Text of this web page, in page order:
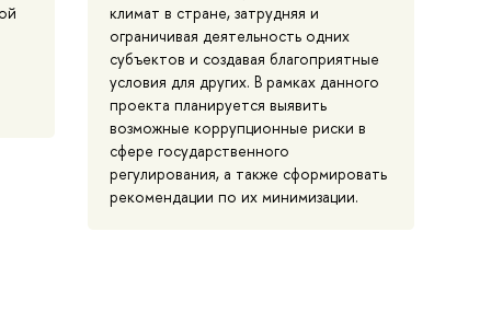
климат в стране, затрудняя и
ограничивая деятельность одних
субъектов и создавая благоприятные
условия для других. В рамках данного
проекта планируется выявить
возможные коррупционные риски в
сфере государственного
регулирования, а также сформировать
рекомендации по их минимизации.